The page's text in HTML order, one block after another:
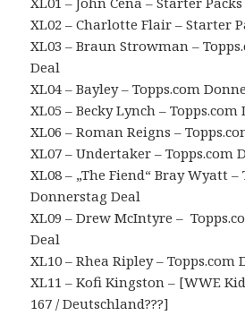
XL02 – Charlotte Flair – Starter
XL03 – Braun Strowman –
Deal
XL04 – Bayley – Topps.com
XL05 – Becky Lynch –
XL06 – Roman Reigns –
XL07 – Undertaker – Topps.com
XL08 – „The Fiend“ Bray Wyatt –
Donnerstag Deal
XL09 – Drew McIntyre –
Deal
XL10 – Rhea Ripley –
XL11 – Kofi Kingston – [WWE
167 / Deutschland???]